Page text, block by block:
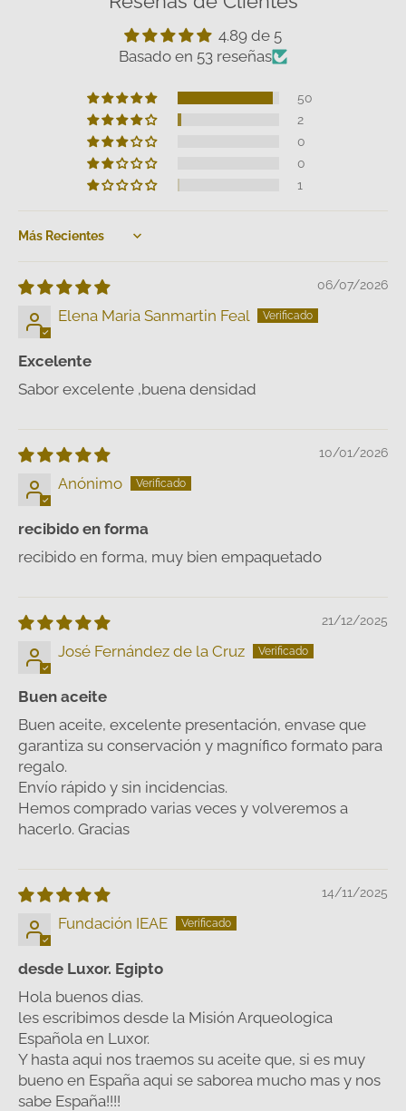
4.89 de 5
Basado en 53 reseñas
50
2
0
0
1
Sort by
06/07/2026
Elena Maria Sanmartin Feal
Excelente
Sabor excelente ,buena densidad
10/01/2026
Anónimo
recibido en forma
recibido en forma, muy bien empaquetado
21/12/2025
José Fernández de la Cruz
Buen aceite
Buen aceite, excelente presentación, envase que
garantiza su conservación y magnífico formato para
regalo.
Envío rápido y sin incidencias.
Hemos comprado varias veces y volveremos a
hacerlo. Gracias
14/11/2025
Fundación IEAE
desde Luxor. Egipto
Hola buenos dias.
les escribimos desde la Misión Arqueologica
Española en Luxor.
Y hasta aqui nos traemos su aceite que, si es muy
bueno en España aqui se saborea mucho mas y nos
sabe España!!!!